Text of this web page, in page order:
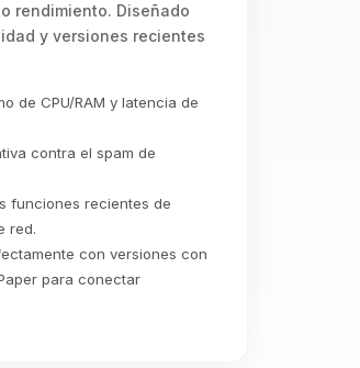
rendimiento. Diseñado
y versiones recientes
de CPU/RAM y latencia de
contra el spam de
funciones recientes de
red.
con versiones con
para conectar